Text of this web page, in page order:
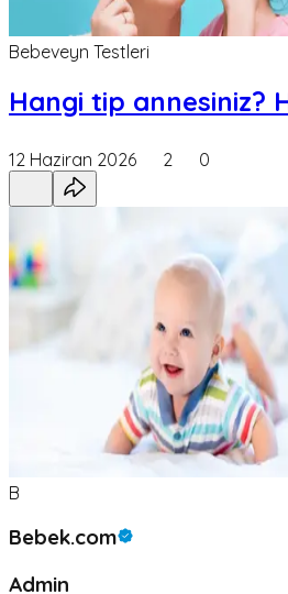
Bebeveyn Testleri
Hangi tip annesiniz?
12 Haziran 2026 2 0
B
Bebek.com
Admin